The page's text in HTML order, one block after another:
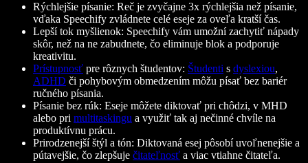
Rýchlejšie písanie: Reč je zvyčajne 3x rýchlejšia než písanie,
vďaka Speechify zvládnete celé eseje za oveľa kratší čas.
Lepší tok myšlienok: Speechify vám umožní zachytiť nápady
skôr, než na ne zabudnete, čo eliminuje blok a podporuje
kreativitu.
Prístupnosť pre rôznych študentov: Študenti s dyslexiou,
ADHD či pohybovým obmedzením môžu písať bez bariér
ručného písania.
Písanie bez rúk: Eseje môžete diktovať pri chôdzi, v MHD
alebo pri multitaskingu a využiť tak aj nečinné chvíle na
produktívnu prácu.
Prirodzenejší štýl a tón: Diktovaná esej pôsobí uvoľnenejšie a
pútavejšie, čo zlepšuje čitateľnosť a viac vtiahne čitateľa.